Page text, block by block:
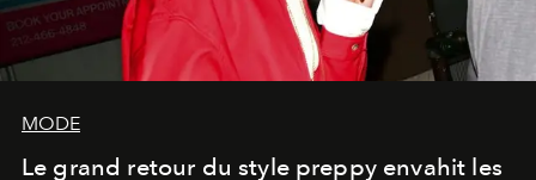
MODE
Le grand retour du style preppy envahit les